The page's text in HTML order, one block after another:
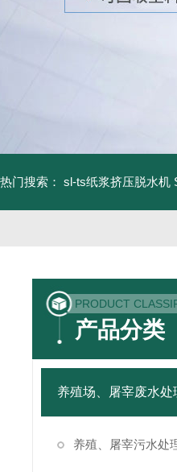
热门搜索： sl-ts纸浆挤压脱水机
PRODUCT
产品分类
养殖、屠宰污水处